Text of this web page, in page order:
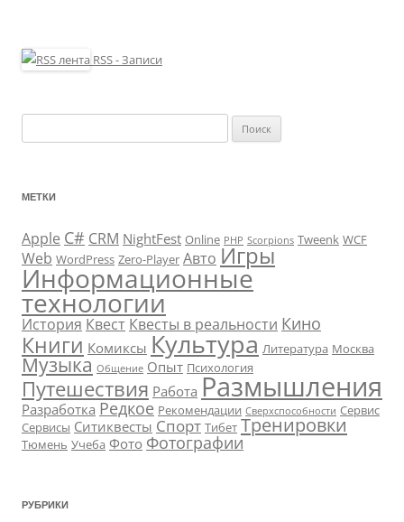
RSS - Записи
МЕТКИ
Apple C# CRM NightFest Online PHP Scorpions Tweenk WCF
Web WordPress Zero-Player Авто Игры
Информационные
технологии
История Квест Квесты в реальности Кино
Книги Комиксы Культура Литература Москва
Музыка Общение Опыт Психология
Путешествия Работа Размышления
Разработка Редкое Рекомендации Сверхспособности Сервис
Сервисы Ситиквесты Спорт Тибет Тренировки
Тюмень Учеба Фото Фотографии
РУБРИКИ